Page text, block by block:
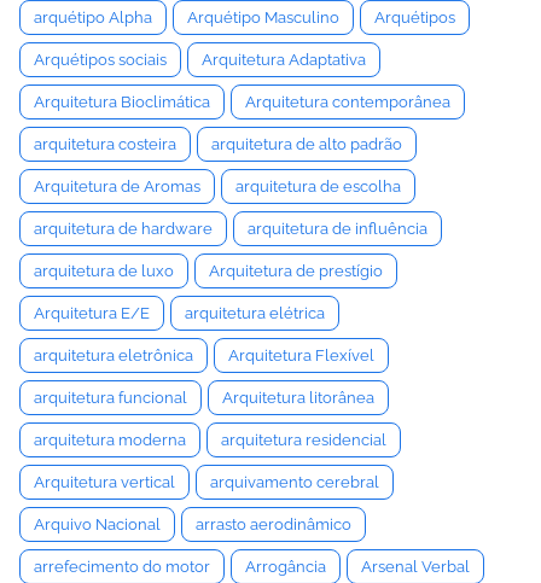
arquétipo Alpha Arquétipo Masculino Arquétipos
Arquétipos sociais Arquitetura Adaptativa
Arquitetura Bioclimática Arquitetura contemporânea
arquitetura costeira arquitetura de alto padrão
Arquitetura de Aromas arquitetura de escolha
arquitetura de hardware arquitetura de influência
arquitetura de luxo Arquitetura de prestígio
Arquitetura E/E arquitetura elétrica
arquitetura eletrônica Arquitetura Flexível
arquitetura funcional Arquitetura litorânea
arquitetura moderna arquitetura residencial
Arquitetura vertical arquivamento cerebral
Arquivo Nacional arrasto aerodinâmico
arrefecimento do motor Arrogância Arsenal Verbal